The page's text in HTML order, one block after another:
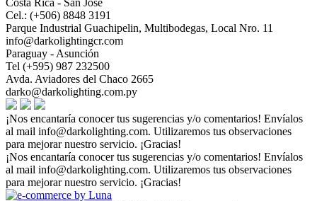
Costa Rica - San José
Cel.: (+506) 8848 3191
Parque Industrial Guachipelin, Multibodegas, Local Nro. 11
info@darkolightingcr.com
Paraguay - Asunción
Tel (+595) 987 232500
Avda. Aviadores del Chaco 2665
darko@darkolighting.com.py
¡Nos encantaría conocer tus sugerencias y/o comentarios! Envíalos
al mail info@darkolighting.com. Utilizaremos tus observaciones
para mejorar nuestro servicio. ¡Gracias!
¡Nos encantaría conocer tus sugerencias y/o comentarios! Envíalos
al mail info@darkolighting.com. Utilizaremos tus observaciones
para mejorar nuestro servicio. ¡Gracias!